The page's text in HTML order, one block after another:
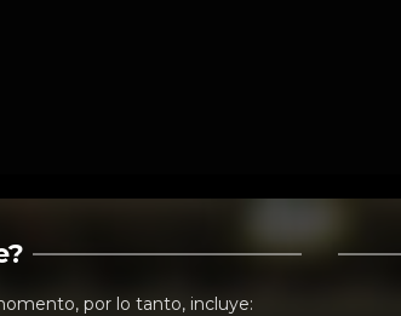
por lo tanto, incluye: